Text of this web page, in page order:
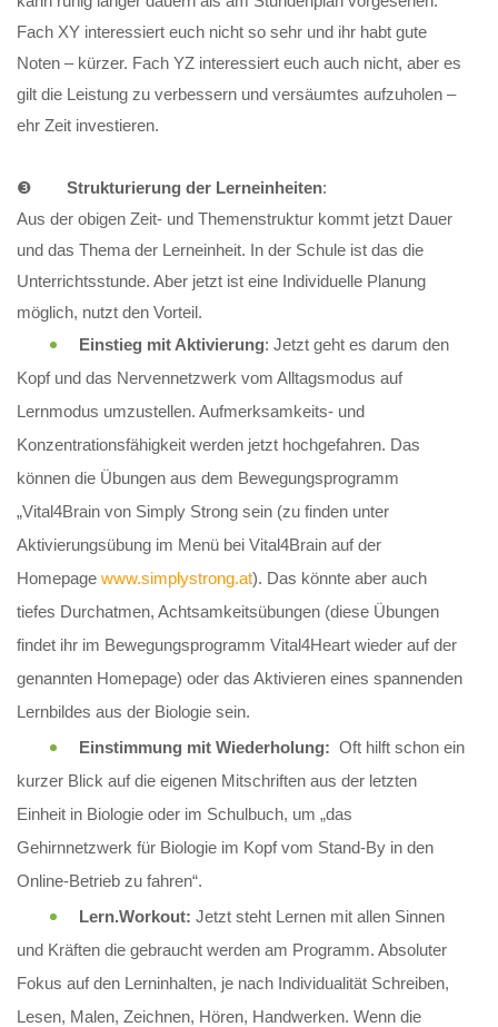
Fach XY interessiert euch nicht so sehr und ihr habt gute
Noten – kürzer. Fach YZ interessiert euch auch nicht, aber es
gilt die Leistung zu verbessern und versäumtes aufzuholen –
ehr Zeit investieren.
❸ Strukturierung der Lerneinheiten:
Aus der obigen Zeit- und Themenstruktur kommt jetzt Dauer
und das Thema der Lerneinheit. In der Schule ist das die
Unterrichtsstunde. Aber jetzt ist eine Individuelle Planung
möglich, nutzt den Vorteil.
Einstieg mit Aktivierung: Jetzt geht es darum den
Kopf und das Nervennetzwerk vom Alltagsmodus auf
Lernmodus umzustellen. Aufmerksamkeits- und
Konzentrationsfähigkeit werden jetzt hochgefahren. Das
können die Übungen aus dem Bewegungsprogramm
„Vital4Brain von Simply Strong sein (zu finden unter
Aktivierungsübung im Menü bei Vital4Brain auf der
Homepage www.simplystrong.at). Das könnte aber auch
tiefes Durchatmen, Achtsamkeitsübungen (diese Übungen
findet ihr im Bewegungsprogramm Vital4Heart wieder auf der
genannten Homepage) oder das Aktivieren eines spannenden
Lernbildes aus der Biologie sein.
Einstimmung mit Wiederholung: Oft hilft schon ein
kurzer Blick auf die eigenen Mitschriften aus der letzten
Einheit in Biologie oder im Schulbuch, um „das
Gehirnnetzwerk für Biologie im Kopf vom Stand-By in den
Online-Betrieb zu fahren“.
Lern.Workout: Jetzt steht Lernen mit allen Sinnen
und Kräften die gebraucht werden am Programm. Absoluter
Fokus auf den Lerninhalten, je nach Individualität Schreiben,
Lesen, Malen, Zeichnen, Hören, Handwerken. Wenn die